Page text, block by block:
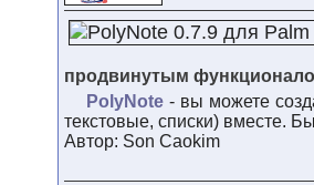
продвинутым
PolyNote - вы можете
текстовые, списки) вместе.
Автор: Son Caokim